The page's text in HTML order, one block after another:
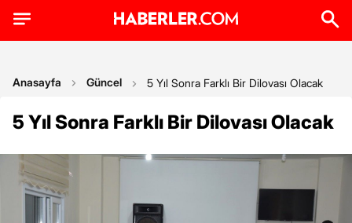
Anasayfa Güncel 5 Yıl Sonra Farklı Bir Dilovası Olacak
5 Yıl Sonra Farklı Bir Dilovası Olacak